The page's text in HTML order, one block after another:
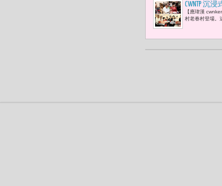
CWNTP 沉
父母 一起
【應瑋漢
村老眷村登場。